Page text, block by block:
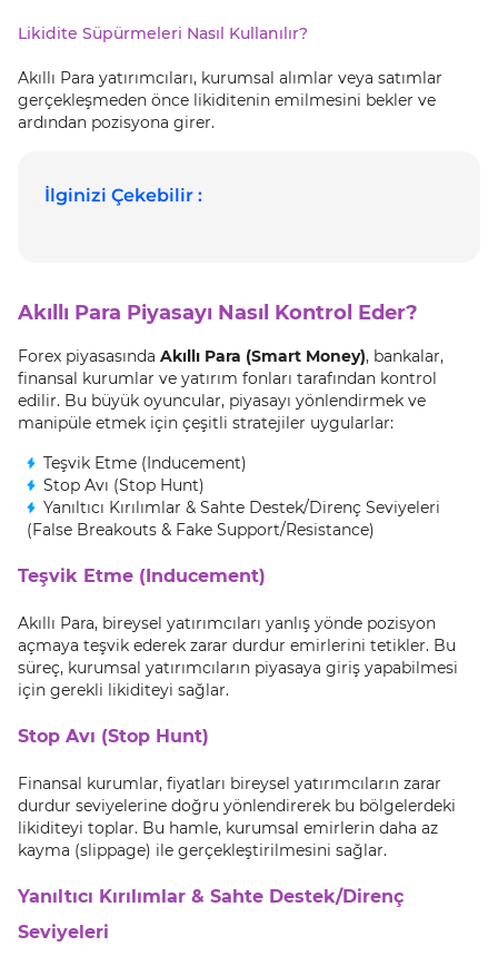
Likidite Süpürmeleri Nasıl Kullanılır?
Akıllı Para yatırımcıları, kurumsal alımlar veya satımlar
gerçekleşmeden önce likiditenin emilmesini bekler ve
ardından pozisyona girer.
İlginizi Çekebilir :
Akıllı Para Piyasayı Nasıl Kontrol Eder?
Forex piyasasında Akıllı Para (Smart Money), bankalar,
finansal kurumlar ve yatırım fonları tarafından kontrol
edilir. Bu büyük oyuncular, piyasayı yönlendirmek ve
manipüle etmek için çeşitli stratejiler uygularlar:
Teşvik Etme (Inducement)
Stop Avı (Stop Hunt)
Yanıltıcı Kırılımlar & Sahte Destek/Direnç Seviyeleri
(False Breakouts & Fake Support/Resistance)
Teşvik Etme (Inducement)
Akıllı Para, bireysel yatırımcıları yanlış yönde pozisyon
açmaya teşvik ederek zarar durdur emirlerini tetikler. Bu
süreç, kurumsal yatırımcıların piyasaya giriş yapabilmesi
için gerekli likiditeyi sağlar.
Stop Avı (Stop Hunt)
Finansal kurumlar, fiyatları bireysel yatırımcıların zarar
durdur seviyelerine doğru yönlendirerek bu bölgelerdeki
likiditeyi toplar. Bu hamle, kurumsal emirlerin daha az
kayma (slippage) ile gerçekleştirilmesini sağlar.
Yanıltıcı Kırılımlar & Sahte Destek/Direnç
Seviyeleri